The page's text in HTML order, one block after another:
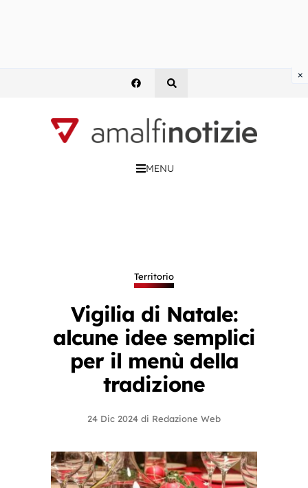
MENU
Territorio
Vigilia di Natale:
alcune idee semplici
per il menù della
tradizione
24 Dic 2024 di Redazione Web
×